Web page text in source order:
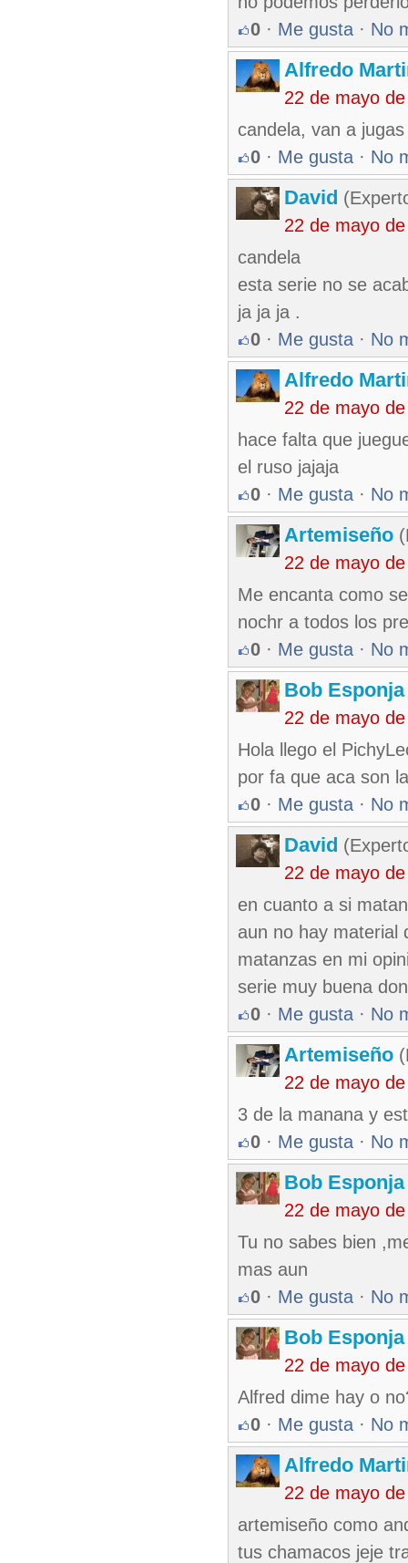
0 · Me gusta · No
Alfredo
22 de mayo
candela, van a
0 · Me gusta · No
David
22 de mayo
candela
esta serie no se
ja ja ja .
0 · Me gusta · No
Alfredo
22 de mayo
hace falta que
el ruso jajaja
0 · Me gusta · No
Artemiseño
22 de mayo
Me encanta como
nochr a todos los
0 · Me gusta · No
Bob
22 de mayo
Hola llego el
por fa que aca son
0 · Me gusta · No
David
22 de mayo
en cuanto a si
aun no hay material
matanzas en mi
serie muy buena
0 · Me gusta · No
Artemiseño
22 de mayo
3 de la manana y
0 · Me gusta · No
Bob
22 de mayo
Tu no sabes bien
mas aun
0 · Me gusta · No
Bob
22 de mayo
Alfred dime hay o
0 · Me gusta · No
Alfredo
22 de mayo
artemiseño como
tus chamacos jeje